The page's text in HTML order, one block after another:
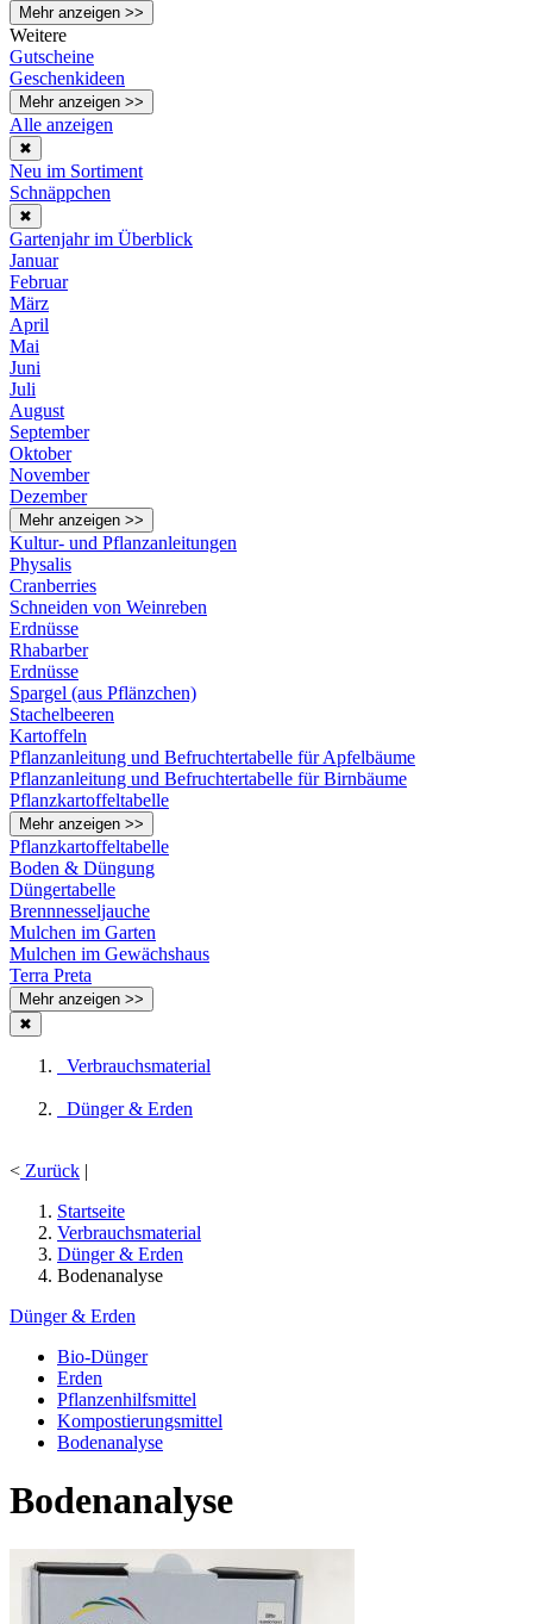
Mehr anzeigen >>
Weitere
Gutscheine
Geschenkideen
Mehr anzeigen >>
Alle anzeigen
✖
Neu im Sortiment
Schnäppchen
✖
Gartenjahr im Überblick
Januar
Februar
März
April
Mai
Juni
Juli
August
September
Oktober
November
Dezember
Mehr anzeigen >>
Kultur- und Pflanzanleitungen
Physalis
Cranberries
Schneiden von Weinreben
Erdnüsse
Rhabarber
Erdnüsse
Spargel (aus Pflänzchen)
Stachelbeeren
Kartoffeln
Pflanzanleitung und Befruchtertabelle für Apfelbäume
Pflanzanleitung und Befruchtertabelle für Birnbäume
Pflanzkartoffeltabelle
Mehr anzeigen >>
Pflanzkartoffeltabelle
Boden & Düngung
Düngertabelle
Brennnesseljauche
Mulchen im Garten
Mulchen im Gewächshaus
Terra Preta
Mehr anzeigen >>
✖
Verbrauchsmaterial
Dünger & Erden
< Zurück |
Startseite
Verbrauchsmaterial
Dünger & Erden
Bodenanalyse
Dünger & Erden
Bio-Dünger
Erden
Pflanzenhilfsmittel
Kompostierungsmittel
Bodenanalyse
Bodenanalyse